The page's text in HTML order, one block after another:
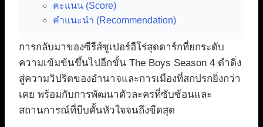
คะแนน (Score)
คำแนะนำ (Recommendation)
การกลับมาของซีรีส์ซูเปอร์ฮีโร่สุดดาร์กที่ยกระดับ
ความเข้มข้นขึ้นไปอีกขั้น The Boys Season 4 ดำดิ่ง
สู่ความวิปริตของอำนาจและการเมืองที่สกปรกยิ่งกว่า
เคย พร้อมกับการพัฒนาตัวละครที่ซับซ้อนและ
สถานการณ์ที่บีบคั้นหัวใจจนถึงขีดสุด